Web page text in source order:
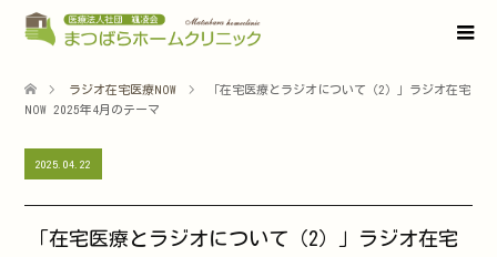
ラジオ在宅医療NOW
「在宅医療とラジオについて（2）」ラジオ在宅
NOW 2025年4月のテーマ
2025.04.22
「在宅医療とラジオについて（2）」ラジオ在宅